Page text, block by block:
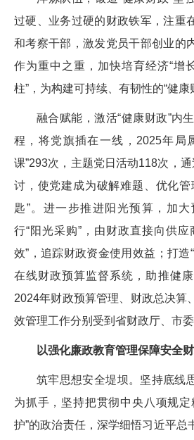
过硬、业务过硬的财政铁军，注重
和考察干部，激发党员干部创业的
作为重中之重，加快培育经济“增
柱”，为构建可持续、有韧性的“健康
融合赋能，激活“健康财政”内
程，将党旗插在一线，2025年局
课”293次，主题党日活动118次，通
讨，使党建成为破解难题、优化管
匙”。进一步推进阳光预算，加
行“阳光采购”，由财政直接向供
效”，追踪财政资金使用效益；打造
在线财政预算监督系统，助推健
2024年财政预算管理、财政总决算
效管理工作分别受到省财政厅、市委
以强化廉政教育管理保障安全
筑牢思想安全堤坝。坚持底线
为抓手，坚持把贯彻中央八项规定
护”的政治责任，深学细悟习近平总